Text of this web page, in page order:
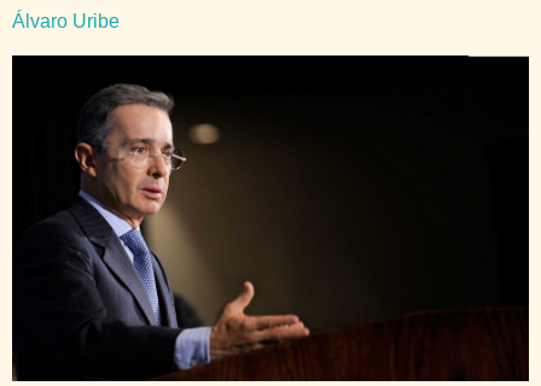
Álvaro Uribe